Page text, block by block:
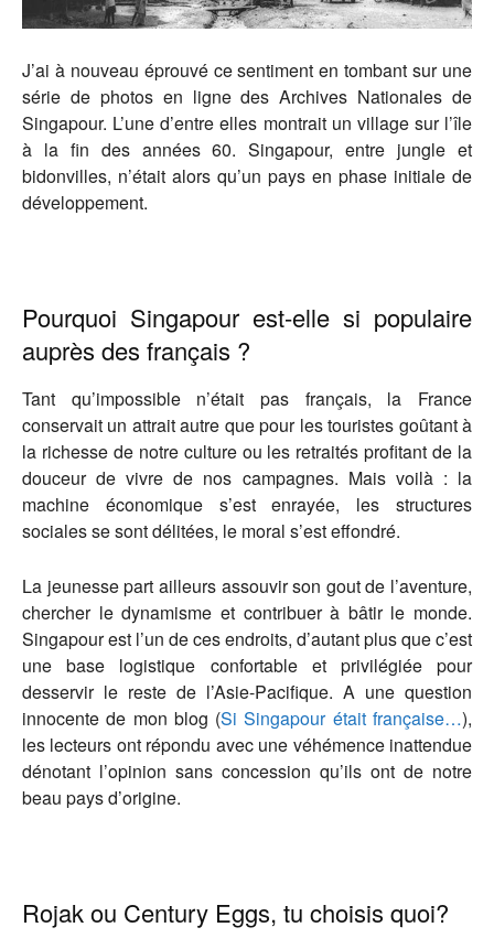
J’ai à nouveau éprouvé ce sentiment en tombant sur une
série de photos en ligne des Archives Nationales de
Singapour. L’une d’entre elles montrait un village sur l’île
à la fin des années 60. Singapour, entre jungle et
bidonvilles, n’était alors qu’un pays en phase initiale de
développement.
Pourquoi Singapour est-elle si populaire
auprès des français ?
Tant qu’impossible n’était pas français, la France
conservait un attrait autre que pour les touristes goûtant à
la richesse de notre culture ou les retraités profitant de la
douceur de vivre de nos campagnes. Mais voilà : la
machine économique s’est enrayée, les structures
sociales se sont délitées, le moral s’est effondré.
La jeunesse part ailleurs assouvir son gout de l’aventure,
chercher le dynamisme et contribuer à bâtir le monde.
Singapour est l’un de ces endroits, d’autant plus que c’est
une base logistique confortable et privilégiée pour
desservir le reste de l’Asie-Pacifique. A une question
innocente de mon blog (Si Singapour était française…),
les lecteurs ont répondu avec une véhémence inattendue
dénotant l’opinion sans concession qu’ils ont de notre
beau pays d’origine.
Rojak ou Century Eggs, tu choisis quoi?